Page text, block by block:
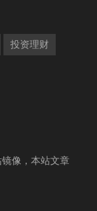
投资理财
像，本站文章